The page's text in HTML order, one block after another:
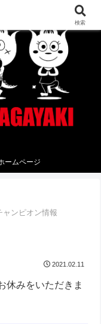
ームページ
ャンピオン情報
2021.02.11
休みをいただきま
検索